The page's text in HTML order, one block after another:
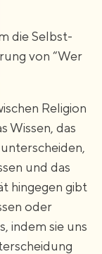
die Selbst-
von “Wer
Religion
Wissen, das
und das
hingegen gibt
oder
indem sie uns